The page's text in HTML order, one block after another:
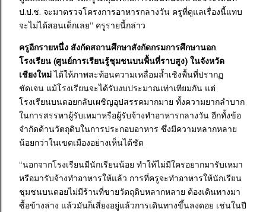
ป.ป.ช. จะมาตรวจโครงการอาหารกลางวัน ครูที่ดูแลเรื่องนี้แทบ
จะไม่ได้สอนเด็กเลย” ครูรายนี้กล่าว
ครูอีกรายหนึ่ง สังกัดสถานศึกษาสังกัดกรมการศึกษานอก
โรงเรียน (ศูนย์การเรียนรู้ชุมชนบนพื้นที่ราบสูง) ในจังหวัด
เชียงใหม่ได้ให้ภาพสะท้อนความเหลื่อมล้ำเชิงพื้นที่ปรากฏ
ชัดเจน แม้โรงเรียนจะได้รับงบประมาณเท่าเทียมกัน แต่
โรงเรียนบนดอยกลับเผชิญอุปสรรคมากมาย ทั้งความยากลำบาก
ในการสรรหาผู้รับเหมาหรือผู้รับจ้างทำอาหารกลางวัน อีกทั้งข้อ
จำกัดด้านวัตถุดิบในการประกอบอาหาร ซึ่งมีความหลากหลาย
น้อยกว่าในเขตเมืองอย่างเห็นได้ชัด
“นอกจากโรงเรียนมีนักเรียนน้อย ทำให้ไม่มีใครอยากมารับเหมา
หรือมารับจ้างทำอาหารให้แล้ว การที่ครูจะทำอาหารให้นักเรียน
ชุมชนบนดอยไม่มีร้านที่ขายวัตถุดิบหลากหลาย ต้องเดินทางมา
ซื้อข้างล่าง แล้วมันก็เสี่ยงอยู่แล้วการเดินทางขึ้นลงดอย เช่นในปี